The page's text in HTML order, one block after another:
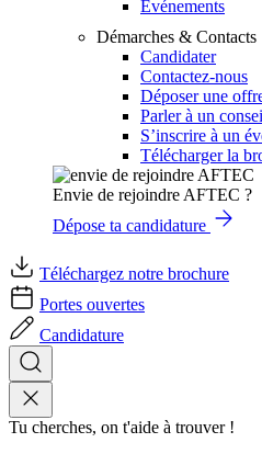
Evénements
Démarches & Contacts
Candidater
Contactez-nous
Déposer une
Parler à un
S’inscrire à un
Télécharger la
Envie de rejoindre AFTEC ?
Dépose ta candidature
Téléchargez notre brochure
Portes ouvertes
Candidature
Tu cherches, on t'aide à trouver !